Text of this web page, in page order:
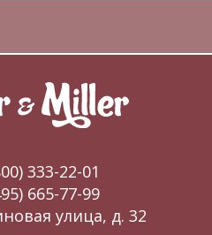
333-22-01
665-77-99
улица, д. 32